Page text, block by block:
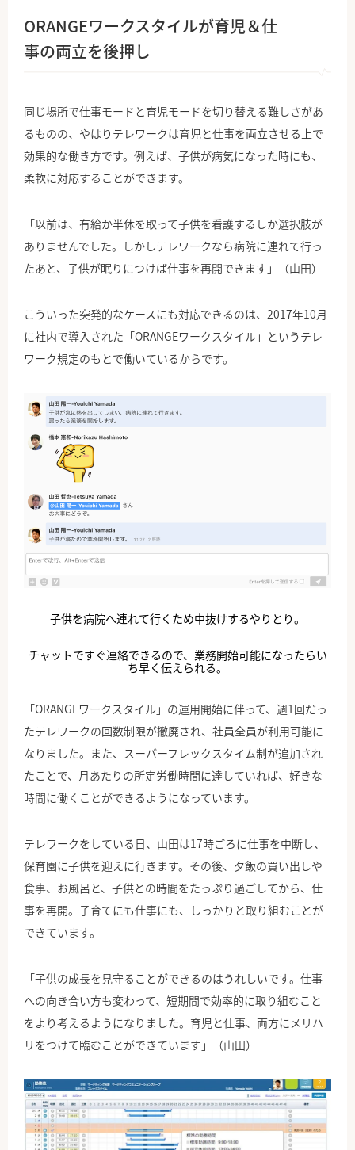
ORANGEワークスタイルが育児＆仕
事の両立を後押し
同じ場所で仕事モードと育児モードを切り替える難しさがあ
るものの、やはりテレワークは育児と仕事を両立させる上で
効果的な働き方です。例えば、子供が病気になった時にも、
柔軟に対応することができます。
「以前は、有給か半休を取って子供を看護するしか選択肢が
ありませんでした。しかしテレワークなら病院に連れて行っ
たあと、子供が眠りにつけば仕事を再開できます」（山田）
こういった突発的なケースにも対応できるのは、2017年10月
に社内で導入された「ORANGEワークスタイル 」というテレ
ワーク規定のもとで働いているからです。
子供を病院へ連れて行くため中抜けするやりとり。
チャットですぐ連絡できるので、業務開始可能になったらい
ち早く伝えられる。
「ORANGEワークスタイル」の運用開始に伴って、週1回だっ
たテレワークの回数制限が撤廃され、社員全員が利用可能に
なりました。また、スーパーフレックスタイム制が追加され
たことで、月あたりの所定労働時間に達していれば、好きな
時間に働くことができるようになっています。
テレワークをしている日、山田は17時ごろに仕事を中断し、
保育園に子供を迎えに行きます。その後、夕飯の買い出しや
食事、お風呂と、子供との時間をたっぷり過ごしてから、仕
事を再開。子育てにも仕事にも、しっかりと取り組むことが
できています。
「子供の成長を見守ることができるのはうれしいです。仕事
への向き合い方も変わって、短期間で効率的に取り組むこと
をより考えるようになりました。育児と仕事、両方にメリハ
リをつけて臨むことができています」（山田）